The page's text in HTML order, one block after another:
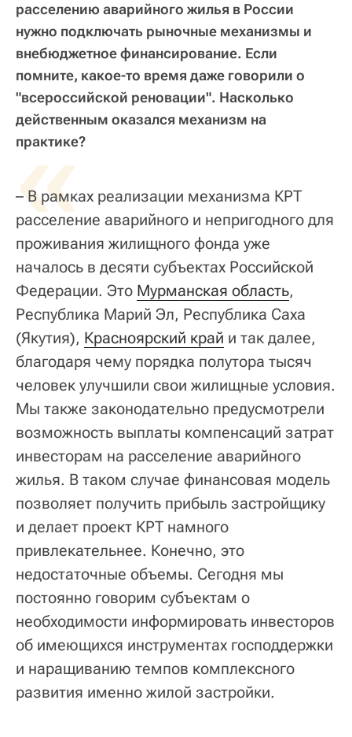
расселению аварийного жилья в России
нужно подключать рыночные механизмы и
внебюджетное финансирование. Если
помните, какое-то время даже говорили о
"всероссийской реновации". Насколько
действенным оказался механизм на
практике?
«
– В рамках реализации механизма КРТ
расселение аварийного и непригодного для
проживания жилищного фонда уже
началось в десяти субъектах Российской
Федерации. Это Мурманская область,
Республика Марий Эл, Республика Саха
(Якутия), Красноярский край и так далее,
благодаря чему порядка полутора тысяч
человек улучшили свои жилищные условия.
Мы также законодательно предусмотрели
возможность выплаты компенсаций затрат
инвесторам на расселение аварийного
жилья. В таком случае финансовая модель
позволяет получить прибыль застройщику
и делает проект КРТ намного
привлекательнее. Конечно, это
недостаточные объемы. Сегодня мы
постоянно говорим субъектам о
необходимости информировать инвесторов
об имеющихся инструментах господдержки
и наращиванию темпов комплексного
развития именно жилой застройки.